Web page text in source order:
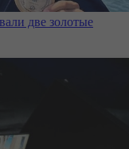
две золотые